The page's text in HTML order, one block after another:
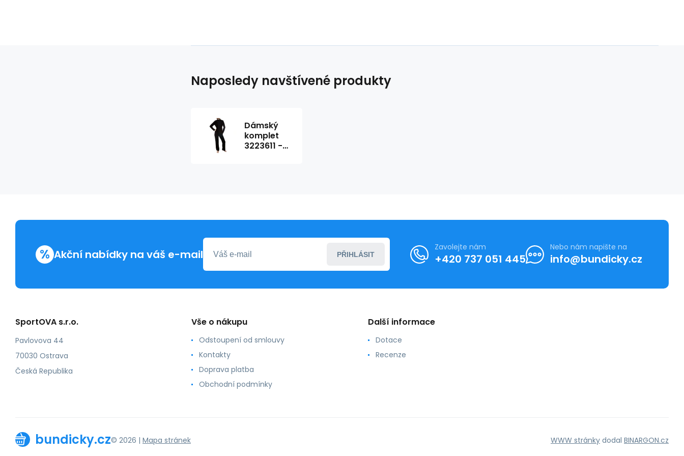
Naposledy navštívené produkty
Dámský
komplet
3223611 -
% Akční nabídky na váš e-mail PŘIHLÁSIT
Zavolejte nám
+420 737 051 445
Nebo nám napište na
info@bundicky.cz
SportOVA s.r.o.
Pavlovova 44
70030 Ostrava
Česká Republika
Vše o nákupu
Odstoupení od smlouvy
Kontakty
Doprava platba
Obchodní podmínky
Další informace
Dotace
Recenze
bundicky.cz© 2026 | Mapa stránek WWW stránky dodal BINARGON.cz